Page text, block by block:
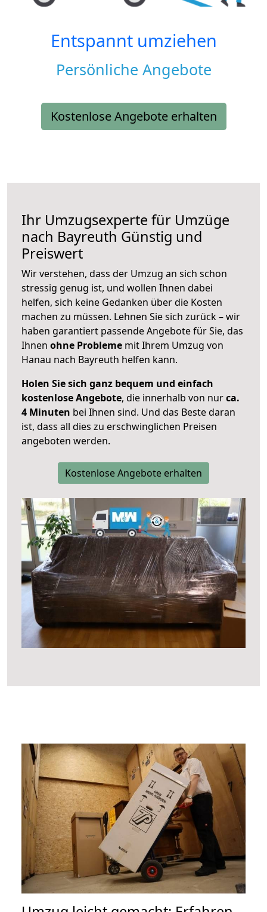
Entspannt umziehen
Persönliche Angebote
Kostenlose Angebote erhalten
Ihr Umzugsexperte für Umzüge
nach Bayreuth Günstig und
Preiswert
Wir verstehen, dass der Umzug an sich schon
stressig genug ist, und wollen Ihnen dabei
helfen, sich keine Gedanken über die Kosten
machen zu müssen. Lehnen Sie sich zurück – wir
haben garantiert passende Angebote für Sie, das
Ihnen ohne Probleme mit Ihrem Umzug von
Hanau nach Bayreuth helfen kann.
Holen Sie sich ganz bequem und einfach
kostenlose Angebote, die innerhalb von nurca.
4 Minuten bei Ihnen sind. Und das Beste daran
ist, dass all dies zu erschwinglichen Preisen
angeboten werden.
Kostenlose Angebote erhalten